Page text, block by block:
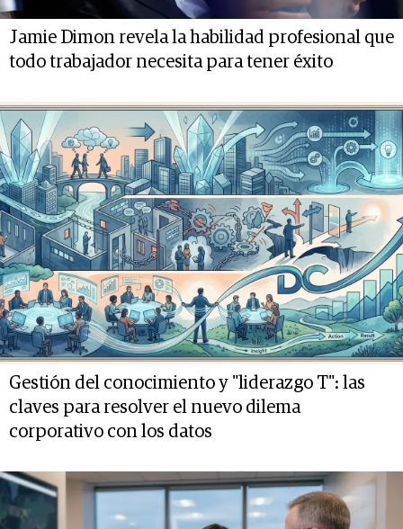
Jamie Dimon revela la habilidad profesional que
todo trabajador necesita para tener éxito
Gestión del conocimiento y "liderazgo T": las
claves para resolver el nuevo dilema
corporativo con los datos